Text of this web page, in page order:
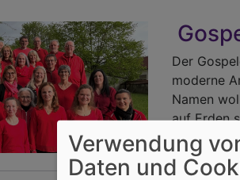
Der
moderne
Namen
auf Erden
vorbei! Wir
Hans-
Verwendung
Daten und